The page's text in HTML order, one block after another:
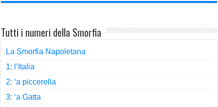
Tutti i numeri della Smorfia
La Smorfia Napoletana
1: l’Italia
2: ‘a piccerella
3: ‘a Gatta